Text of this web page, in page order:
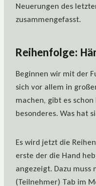
Neuerungen des
zusammengefasst.
Reihenfolge:
Beginnen wir mit der
sich vor allem in
machen, gibt es
besonderes. Was hat
Es wird jetzt die
erste der die Hand
angezeigt. Dazu muss
(Teilnehmer) Tab im